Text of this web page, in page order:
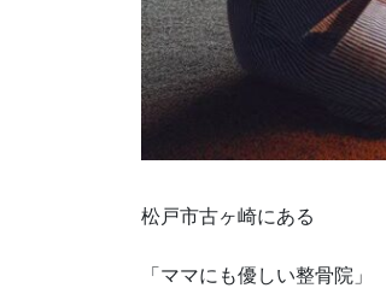
松戸市古ヶ崎にある
「ママにも優しい整骨院」